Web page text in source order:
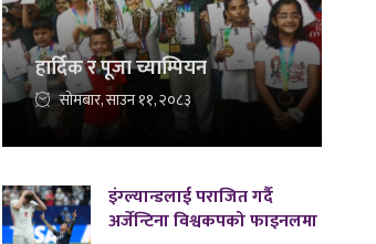
हार्दिक र पूजा च्याम्पियन
सोमबार, साउन ११, २०८३
इंग्ल्यान्डलाई पराजित गर्दै
अर्जेन्टिना विश्वकपको फाइनलमा